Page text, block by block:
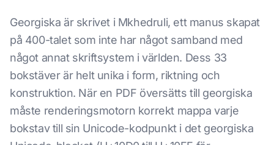
Georgiska är skrivet i Mkhedruli, ett manus skapat
på 400-talet som inte har något samband med
något annat skriftsystem i världen. Dess 33
bokstäver är helt unika i form, riktning och
konstruktion. När en PDF översätts till georgiska
måste renderingsmotorn korrekt mappa varje
bokstav till sin Unicode-kodpunkt i det georgiska